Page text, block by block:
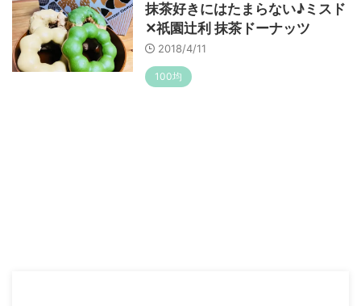
抹茶好きにはたまらない♪ミスド
✕祇園辻利 抹茶ドーナッツ
2018/4/11
100均